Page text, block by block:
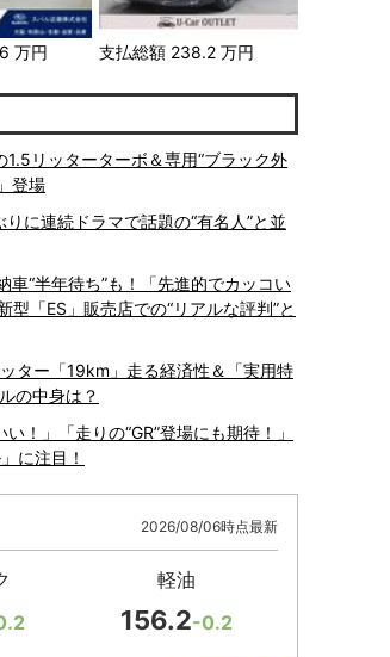
万円 支払総額 238.2 万円
リッターターボ＆専用“ブラック外
登場
に連続ドラマで話題の“有名人”と並
“半年待ち”も！「先進的でカッコい
「ES」販売店での“リアルな評判”と
ター「19km」走る経済性＆「実用特
の中身は？
！」「走りの“GR”登場にも期待！」
に注目！
2026/08/06時点最新
軽油
156.2-0.2